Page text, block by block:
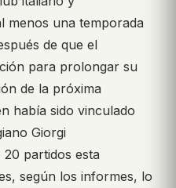
menos una temporada
de que el
para prolongar su
de la próxima
había sido vinculado
Giorgi
partidos esta
según los informes, lo